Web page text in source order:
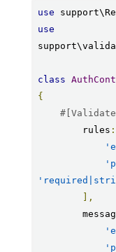
use
use
class
{
        rules
:
],